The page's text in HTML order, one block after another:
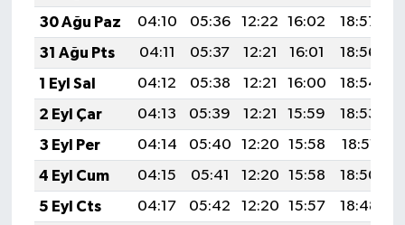
30 Ağu Paz
04:10 05:36 12:22 16:02 18:57
31 Ağu Pts
04:11 05:37 12:21 16:01 18:56
1 Eyl Sal
04:12 05:38 12:21 16:00 18:54
2 Eyl Çar
04:13 05:39 12:21 15:59 18:53
3 Eyl Per
04:14 05:40 12:20 15:58 18:51
4 Eyl Cum
04:15 05:41 12:20 15:58 18:50
5 Eyl Cts
04:17 05:42 12:20 15:57 18:48